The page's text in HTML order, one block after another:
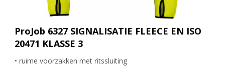
ProJob 6327 SIGNALISATIE FLEECE EN ISO
20471 KLASSE 3
• ruime voorzakken met ritssluiting